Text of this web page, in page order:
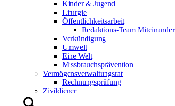
Kinder & Jugend
Liturgie
Öffentlichkeitsarbeit
Redaktions-Team Miteinander
Verkündigung
Umwelt
Eine Welt
Missbrauchsprävention
Vermögensverwaltungsrat
Rechnungsprüfung
Zivildiener